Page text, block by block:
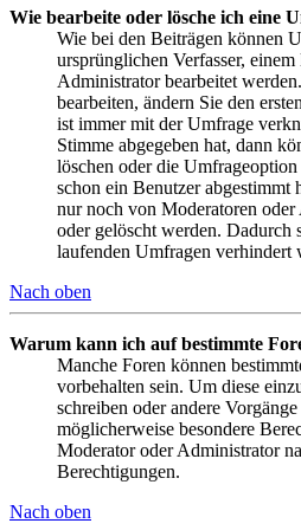
Wie bearbeite oder lösche ich eine
Wie bei den Beiträgen können
ursprünglichen Verfasser,
Administrator bearbeitet
bearbeiten, ändern Sie den
ist immer mit der Umfrage
Stimme abgegeben hat, dann
löschen oder die
schon ein Benutzer abgestimmt
nur noch von Moderatoren
oder gelöscht werden.
laufenden Umfragen verhindert
Nach oben
Warum kann ich auf bestimmte
Manche Foren können
vorbehalten sein. Um diese
schreiben oder andere
möglicherweise besondere
Moderator oder Administrator
Berechtigungen.
Nach oben